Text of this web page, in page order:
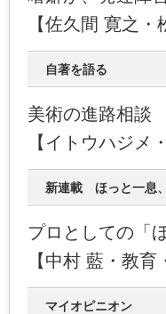
【佐久間 寛之・
自著を語る
美術の進路相談
【イトウハジメ
新連載 ほっと一息
プロとしての「
【中村 藍・教育
マイオピニオン